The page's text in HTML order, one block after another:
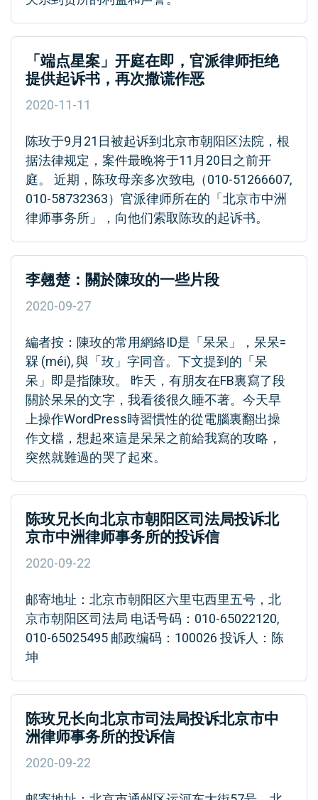
「端点星案」开庭在即，官派律师拒绝
提供起诉书，再次撒谎作恶
2020-11-11
陈玫于9月21日被起诉到北京市朝阳区法院，根
据法律规定，案件最晚将于11月20日之前开
庭。 近期，陈玫母亲多次致电（010-51266607,
010-58732363）官派律师所在的「北京市中洲
律师事务所」，向他们索取陈玫的起诉书。
李翹楚：關於陳玫的一些片段
2020-09-27
編者按：陳玫的常用網絡ID是「呆呆」，呆呆=
槑 (méi), 與「玫」字同音。下文提到的「呆
呆」即是指陳玫。 昨天，有朋友在FB裏寫了段
關於呆呆的文字，我看後很久睡不著。今天早
上操作WordPress時習慣性的從電腦裏翻出操
作文檔，想起來這是呆呆之前給我寫的攻略，
突然就難過的哭了起來。
陈玫兄长向北京市朝阳区司法局投诉北
京市中洲律师事务所的投诉信
2020-09-22
邮寄地址：北京市朝阳区六里屯西里五号，北
京市朝阳区司法局 电话号码：010-65022120,
010-65025495 邮政编码：100026 投诉人：陈
坤
陈玫兄长向北京市司法局投诉北京市中
洲律师事务所的投诉信
2020-09-22